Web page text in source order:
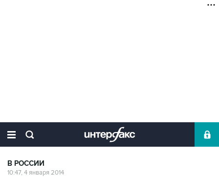
В РОССИИ
10:47, 4 января 2014